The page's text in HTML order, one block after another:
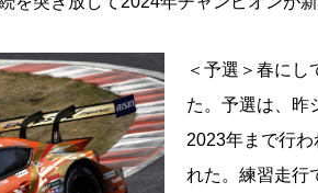
＜予選＞春にし
た。予選は、昨
2023年まで行
れた。練習走行